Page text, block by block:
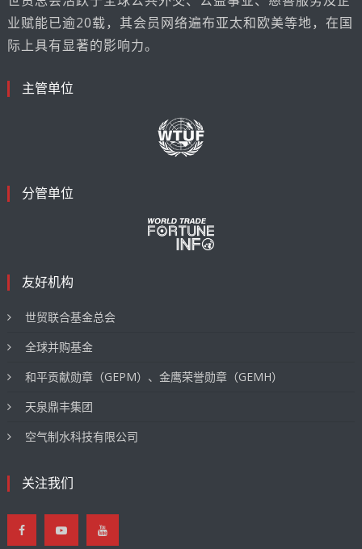
业赋能已逾20载，其会员网络遍布亚太和欧美等地，在国
际上具有显著的影响力。
主管单位
分管单位
友好机构
世贸联合基金总会
全球并购基金
和平贡献勋章（GEPM）、金鹰荣誉勋章（GEMH）
天泉鼎丰集团
空气制水科技有限公司
关注我们